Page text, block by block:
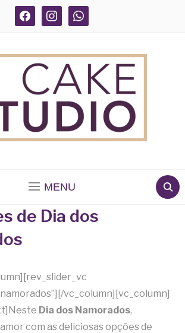
facebook instagram whatsapp
MENU
de Dia dos
vc_column][vc_column]
Dia dos Namorados,
com as deliciosas opções de